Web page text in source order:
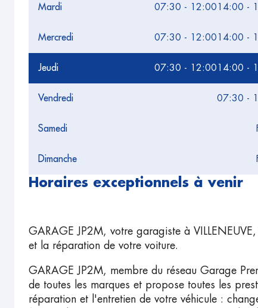
Mardi 07:30 - 12:00 14:00 -
Mercredi 07:30 - 12:00 14:00 -
Jeudi 07:30 - 12:00 14:00 -
Vendredi 07:30 -
Samedi
Dimanche
Horaires exceptionnels à venir
GARAGE JP2M, votre garagiste à
et la réparation de votre voiture.
GARAGE JP2M, membre du réseau Garage
de toutes les marques et propose toutes les
réparation et l'entretien de votre véhicule :